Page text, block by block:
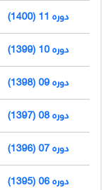
دوره 11 (1400)
دوره 10 (1399)
دوره 09 (1398)
دوره 08 (1397)
دوره 07 (1396)
دوره 06 (1395)